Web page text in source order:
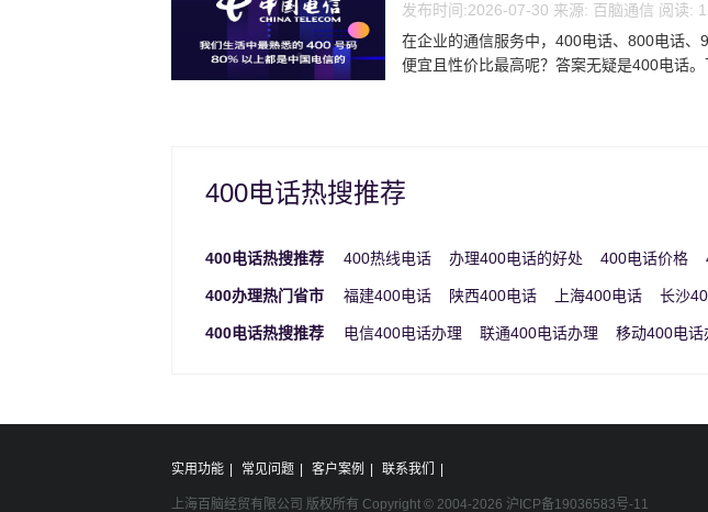
发布时间:2026-07-30 来源: 百脑通信 阅读:
在企业的通信服务中，400电话、800电话
便宜且性价比最高呢？答案无疑是400电话。
400电话热搜推荐
400电话热搜推荐 400热线电话 办理400电话的好处 400电话价格
400办理热门省市 福建400电话 陕西400电话 上海400电话 长沙
400电话热搜推荐 电信400电话办理 联通400电话办理 移动400电话
实用功能 常见问题 客户案例 联系我们
上海百脑经贸有限公司 版权所有 Copyright © 2004-2026 沪ICP备19036583号-11